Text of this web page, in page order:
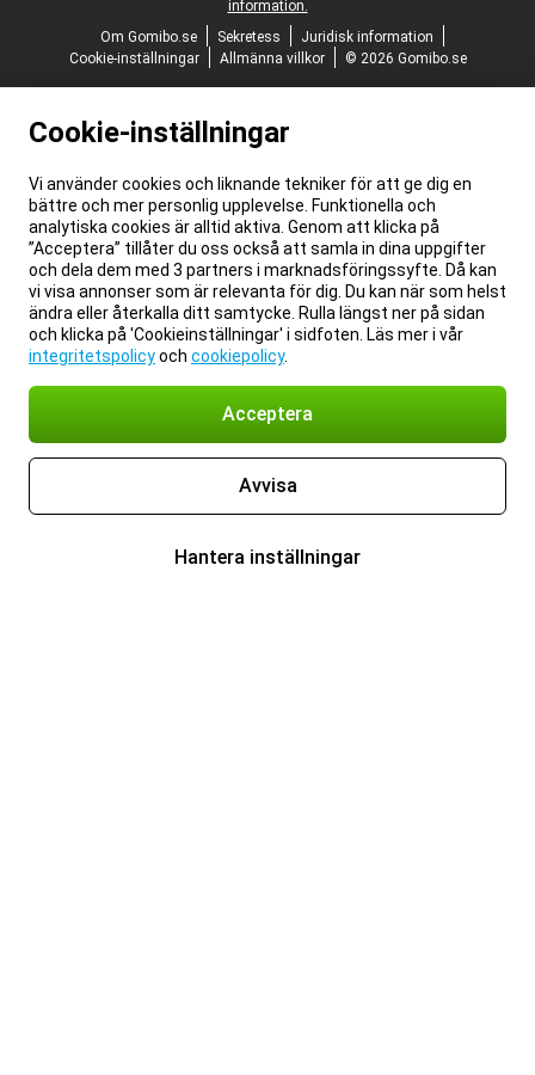
information.
Om Gomibo.se
Sekretess
Juridisk information
Cookie-inställningar
Allmänna villkor © 2026 Gomibo.se
Cookie-inställningar
Vi använder cookies och liknande tekniker för att ge dig en
bättre och mer personlig upplevelse. Funktionella och
analytiska cookies är alltid aktiva. Genom att klicka på
”Acceptera” tillåter du oss också att samla in dina uppgifter
och dela dem med 3 partners i marknadsföringssyfte. Då kan
vi visa annonser som är relevanta för dig. Du kan när som helst
ändra eller återkalla ditt samtycke. Rulla längst ner på sidan
och klicka på 'Cookieinställningar' i sidfoten. Läs mer i vår
integritetspolicyoch cookiepolicy.
Acceptera
Avvisa
Hantera inställningar